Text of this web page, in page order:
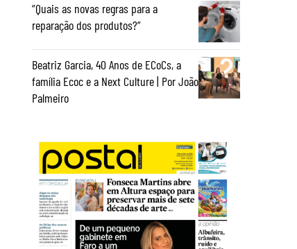
“Quais as novas regras para a
reparação dos produtos?”
Beatriz Garcia, 40 Anos de ECoCs, a
família Ecoc e a Next Culture | Por João
Palmeiro